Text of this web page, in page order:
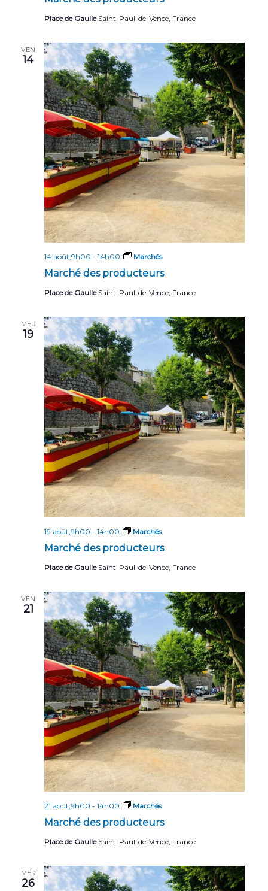
i
o
n
d
e
v
u
e
s
É
v
è
e
n
t
s
e
n
t
Place de Gaulle Saint-Paul-de-Vence, France
VEN
14
Marché des producteurs
14 août,9h00 - 14h00 Marchés
Place de Gaulle Saint-Paul-de-Vence, France
MER
19
Marché des producteurs
19 août,9h00 - 14h00 Marchés
Place de Gaulle Saint-Paul-de-Vence, France
VEN
21
Marché des producteurs
21 août,9h00 - 14h00 Marchés
Place de Gaulle Saint-Paul-de-Vence, France
MER
26